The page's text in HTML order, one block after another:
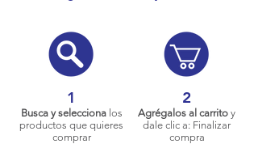
1
Busca y seleccionalos
productos que quieres
comprar
2
Agrégalos al carrito y
dale clic a: Finalizar
compra